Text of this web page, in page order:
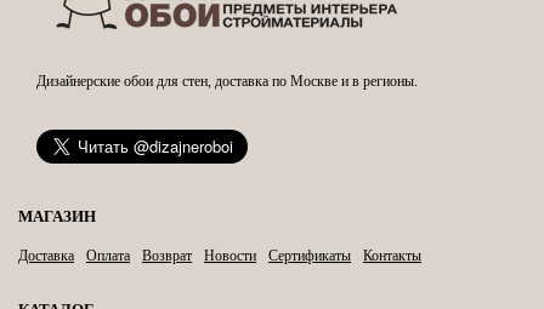
Дизайнерские обои для стен, доставка по Москве и в регионы.
МАГАЗИН
Доставка Оплата Возврат Новости Сертификаты Контакты